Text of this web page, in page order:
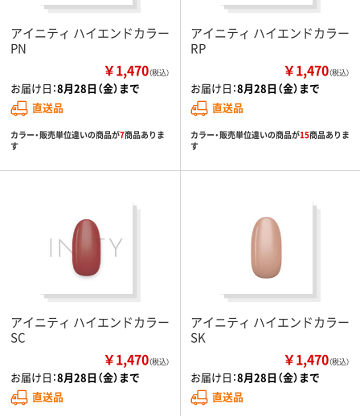
アイニティ ハイエンドカラー
PN
￥1,470（税込）
お届け日：8月28日（金）まで
直送品
カラー・販売単位違いの商品が7商品ありま
す
アイニティ ハイエンドカラー
RP
￥1,470（税込）
お届け日：8月28日（金）まで
直送品
カラー・販売単位違いの商品が15商品ありま
す
アイニティ ハイエンドカラー
SC
￥1,470（税込）
お届け日：8月28日（金）まで
直送品
アイニティ ハイエンドカラー
SK
￥1,470（税込）
お届け日：8月28日（金）まで
直送品